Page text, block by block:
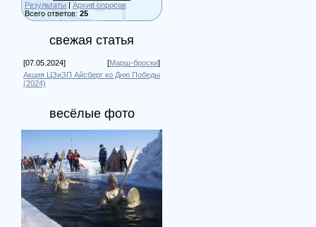
Результаты | Архив опросов
Всего ответов: 25
свежая статья
[07.05.2024] [Марш-броски]
Акция ЦЗиЗП Айсберг ко Дню Победы
(2024)
весёлые фото